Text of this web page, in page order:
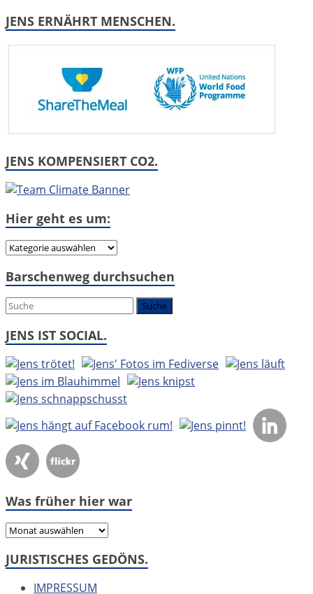
JENS ERNÄHRT MENSCHEN.
JENS KOMPENSIERT CO2.
Hier geht es um:
Hier
es
Barschenweg durchsuchen
JENS IST SOCIAL.
Was früher hier war
Was
hier
JURISTISCHES GEDÖNS.
IMPRESSUM